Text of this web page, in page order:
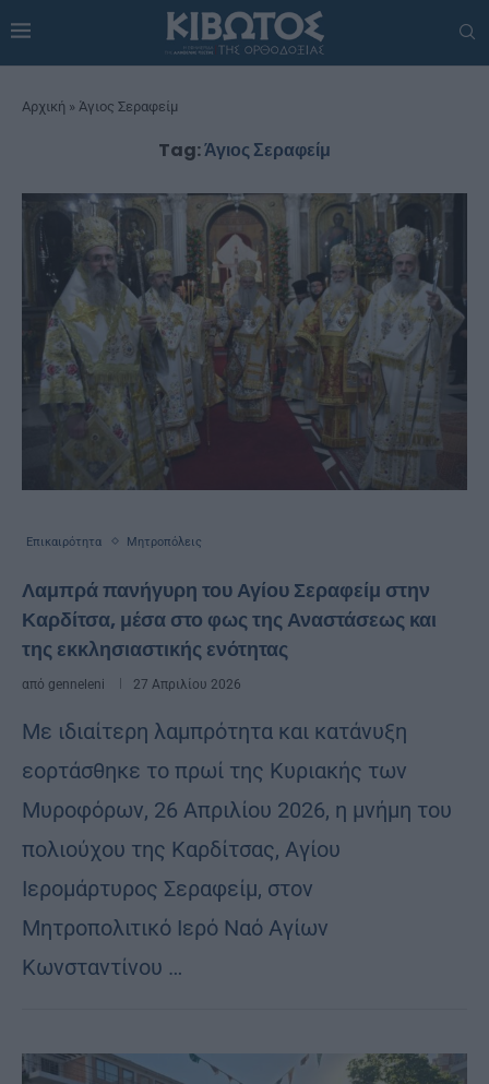
Αρχική » Άγιος Σεραφείμ
Tag:Άγιος Σεραφείμ
Επικαιρότητα Μητροπόλεις
Λαμπρά πανήγυρη του Αγίου Σεραφείμ στην
Καρδίτσα, μέσα στο φως της Αναστάσεως και
της εκκλησιαστικής ενότητας
από genneleni 27 Απριλίου 2026
Με ιδιαίτερη λαμπρότητα και κατάνυξη
εορτάσθηκε το πρωί της Κυριακής των
Μυροφόρων, 26 Απριλίου 2026, η μνήμη του
πολιούχου της Καρδίτσας, Αγίου
Ιερομάρτυρος Σεραφείμ, στον
Μητροπολιτικό Ιερό Ναό Αγίων
Κωνσταντίνου …